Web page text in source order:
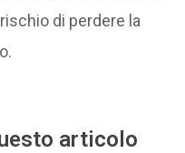
di perdere la
articolo